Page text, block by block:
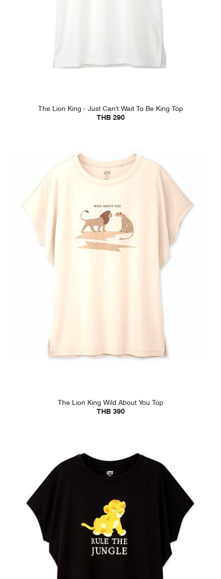
The Lion King - Just Can't Wait To Be King Top
THB 290
The Lion King Wild About You Top
THB 390